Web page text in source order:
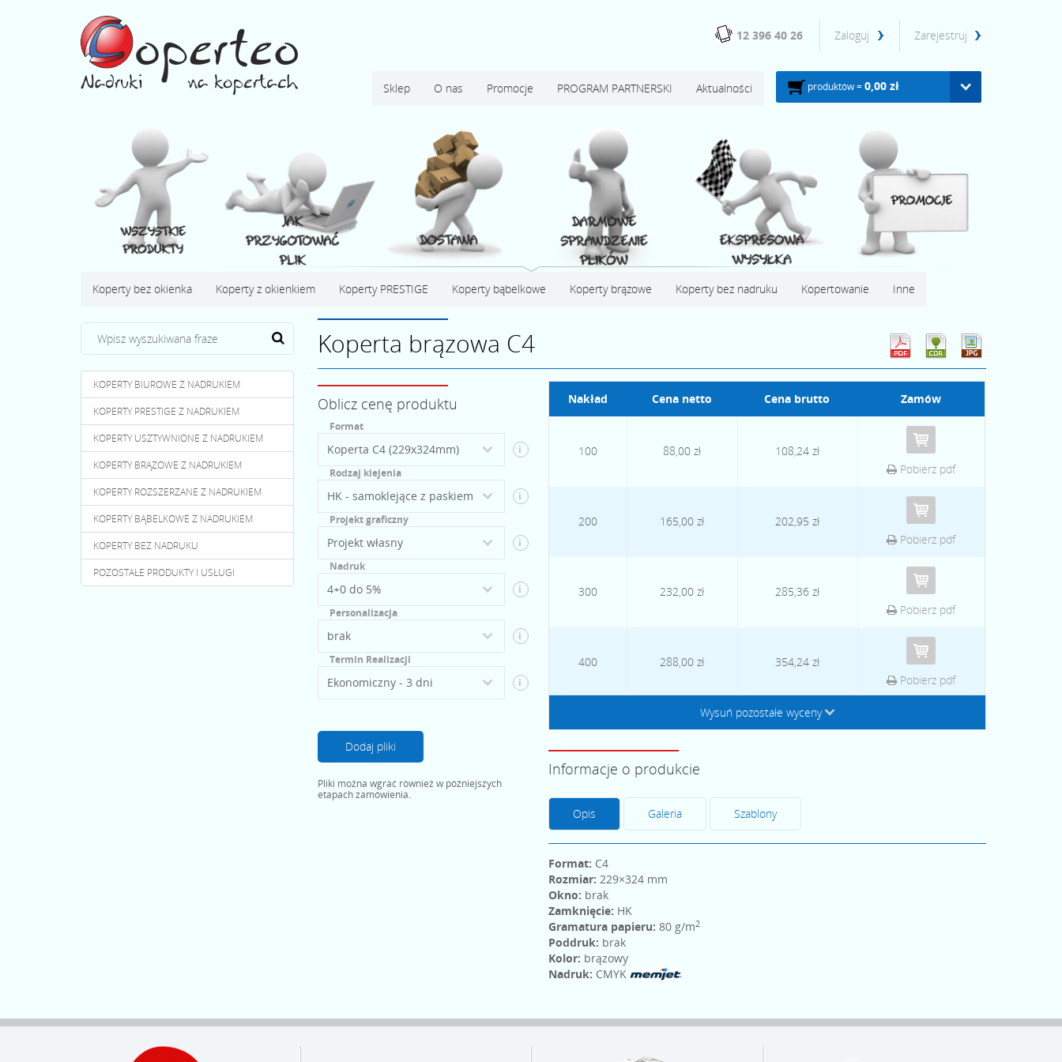
12 396 40 26 Zaloguj Zarejestruj
produktów =0,00 zł
Sklep O nas Promocje PROGRAM PARTNERSKI Aktualności
Koperty bez okienka Koperty z okienkiem Koperty PRESTIGE Koperty bąbelkowe Koperty brązowe Koperty bez nadruku Kopertowanie Inne
KOPERTY BIUROWE Z NADRUKIEM
KOPERTY PRESTIGE Z NADRUKIEM
KOPERTY USZTYWNIONE Z NADRUKIEM
KOPERTY BRĄZOWE Z NADRUKIEM
KOPERTY ROZSZERZANE Z NADRUKIEM
KOPERTY BĄBELKOWE Z NADRUKIEM
KOPERTY BEZ NADRUKU
POZOSTAŁE PRODUKTY I USŁUGI
Koperta brązowa C4
Oblicz cenę produktu
Format
i
Rodzaj klejenia
i
Projekt graficzny
i
Nadruk
i
Personalizacja
i
Termin Realizacji
i
Dodaj pliki
Pliki można wgrać również w późniejszych
etapach zamówienia.
Nakład Cena netto Cena brutto Zamów
100 88,00 zł
108,24 zł
Pobierz pdf
200 165,00 zł
202,95 zł
Pobierz pdf
300 232,00 zł
285,36 zł
Pobierz pdf
400 288,00 zł
354,24 zł
Pobierz pdf
Wysuń pozostałe wyceny ↓
Informacje o produkcie
Opis Galeria Szablony
Format: C4
Rozmiar: 229×324 mm
Okno: brak
Zamknięcie: HK
Gramatura papieru: 80 g/m2
Poddruk: brak
Kolor: brązowy
Nadruk: CMYK